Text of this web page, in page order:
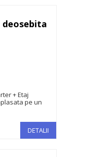
deosebita
+ Etaj
pe un
DETALII